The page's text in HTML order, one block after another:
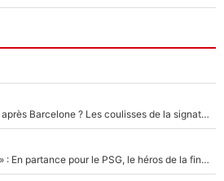
Le PSG comme seule option après Barcelone ? Les coulisses de la signature historique de Lionel Messi sont révélées au grand jour !
«Le suicide de Ferran Torres» : En partance pour le PSG, le héros de la finale de la Coupe du monde s'attire les foudres de la presse espagnole !